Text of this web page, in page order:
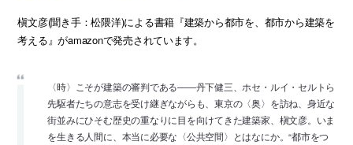
槇文彦(聞き手：松隈洋)による書籍『建築から都市を、都市から建築を
考える』がamazonで発売されています。
〈時〉こそが建築の審判である――丹下健三、ホセ・ルイ・セルトら
先駆者たちの意志を受け継ぎながらも、東京の〈奥〉を訪ね、身近な
街並みにひそむ歴史の重なりに目を向けてきた建築家、槇文彦。いま
を生きる人間に、本当に必要な〈公共空間〉とはなにか。“都市をつ